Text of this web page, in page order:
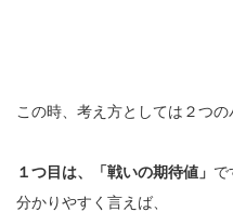
この時、考え方としては２つの
１つ目は、「戦いの期待値」 で
分かりやすく言えば、